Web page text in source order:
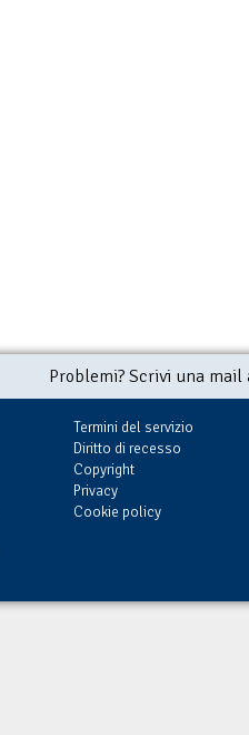
Problemi? Scrivi una
Termini del servizio
Diritto di recesso
Copyright
Privacy
Cookie policy